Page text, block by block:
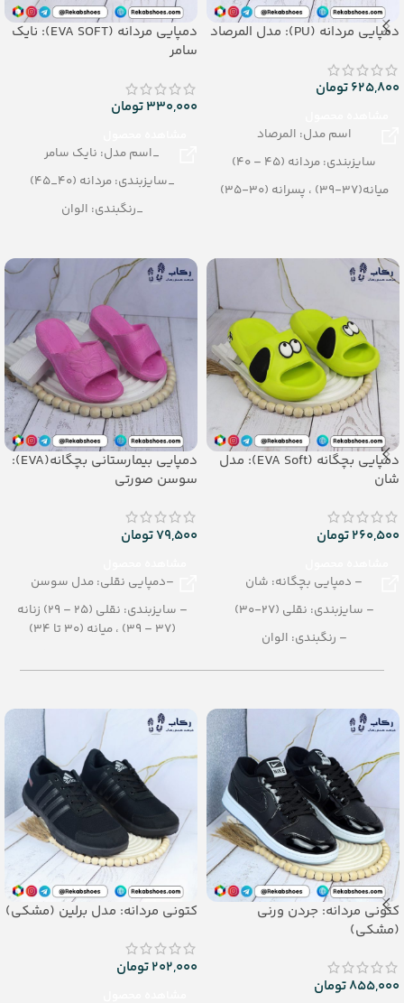
دمپایی مردانه (PU): مدل المرصاد
625,800تومان
اسم مدل: المرصاد
سایزبندی: مردانه (45 – 40)
میانه(37-39) ، پسرانه (30-35)
(مشکی، قهوه ای)
تعداد در کارتن: 12 جفت
جنس: PU
دمپایی مردانه (EVA SOFT): نایک
سامر
330,000تومان
_اسم مدل: نایک سامر
_سایزبندی: مردانه (40_45)
_رنگبندی: الوان
_جنس: EVA SOFT
دمپایی بچگانه (EVA Soft): مدل
شان
260,500تومان
– دمپایی بچگانه: شان
– سایزبندی: نقلی (27-30)
– رنگبندی: الوان
– تعداد در کارتن: 24 جفت
دمپایی بیمارستانی بچگانه(EVA):
سوسن صورتی
79,500تومان
–دمپایی نقلی: مدل سوسن
– سایزبندی: نقلی (25 – 29) زنانه
(37 – 39) ، میانه (30 تا 34)
– جنس: EVA
کتونی مردانه: جردن ورنی
(مشکی)
855,000تومان
کتونی مردانه: مدل برلین (مشکی)
202,000تومان